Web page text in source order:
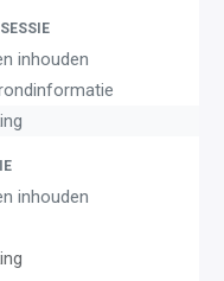
inhouden
inhouden